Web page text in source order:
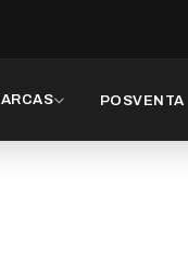
POSVENTA